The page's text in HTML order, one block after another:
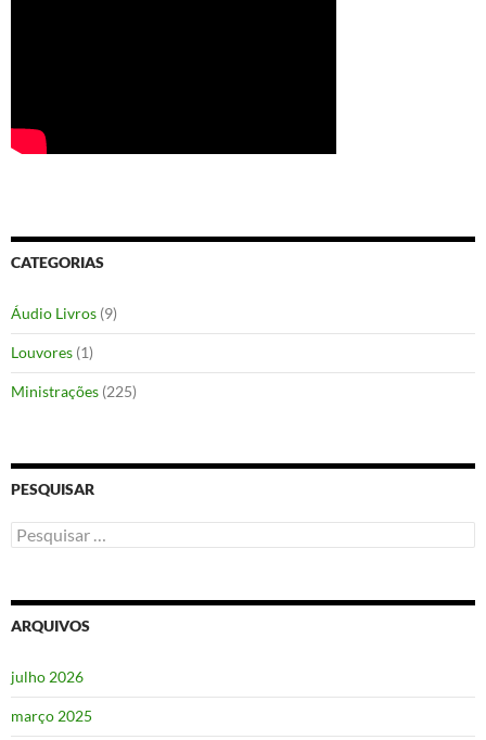
CATEGORIAS
Áudio Livros (9)
Louvores (1)
Ministrações (225)
PESQUISAR
Pesquisar
por:
ARQUIVOS
julho 2026
março 2025